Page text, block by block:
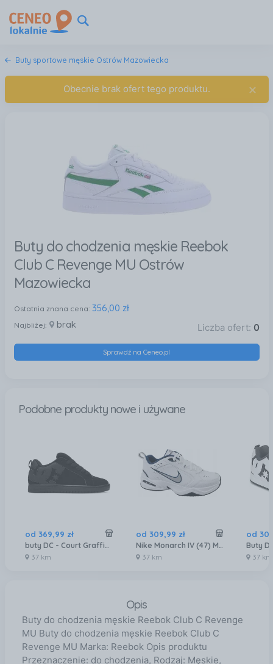
Buty sportowe męskie Ostrów Mazowiecka
Obecnie brak ofert tego produktu. ×
Buty do chodzenia męskie Reebok
Club C Revenge MU Ostrów
Mazowiecka
Ostatnia znana cena: 356,00 zł
Najbliżej: brak Liczba ofert: 0
Sprawdź na Ceneo.pl
Podobne produkty nowe i używane
od369,99 zł
buty DC - Court Graffik Black/Black/Black (3BK)
37 km
od 309,99 zł
Nike Monarch IV (47) Męskie Buty
37 km
od 307
37 km
Opis
Buty do chodzenia męskie Reebok Club C Revenge
MU Buty do chodzenia męskie Reebok Club C
Revenge MU Marka: Reebok Opis produktu
Przeznaczenie: do chodzenia, Rodzaj: Męskie,